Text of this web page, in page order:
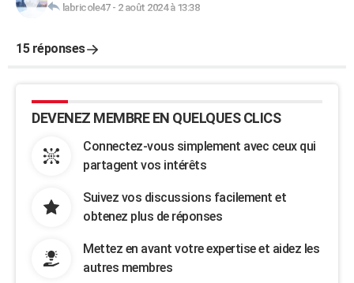
labricole47- 2 août 2024 à 13:38
15 réponses
DEVENEZ MEMBRE EN QUELQUES CLICS
Connectez-vous simplement avec ceux qui
partagent vos intérêts
Suivez vos discussions facilement et
obtenez plus de réponses
Mettez en avant votre expertise et aidez les
autres membres